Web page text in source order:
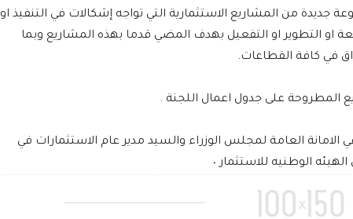
من المشاريع الاستثمارية التي تواجه إشكالات في التنفيذ او
التطوير او التفعيل بهدف المضي قدما بهذه المشاريع وبما
في كافة القطاعات.
المطروحة على جدول اعمال اللجنة .
الامانة العامة لمجلس الوزراء والسيد مدير عام الاستثمارات في
الوطنيه للاستثمار ٠